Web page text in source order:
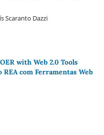
Scaranto Dazzi
with Web 2.0 Tools
com Ferramentas Web